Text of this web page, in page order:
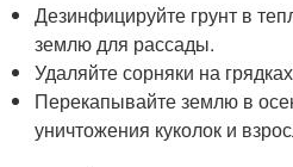
Дезинфицируйте грунт в
землю для рассады.
Удаляйте сорняки на
Перекапывайте землю в
уничтожения куколок и